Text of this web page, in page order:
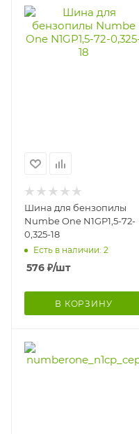
Шина для бензопилы
Numbe One N1GP1,5-72-
0,325-18
Есть в наличии: 2
576 ₽/шт
В КОРЗИНУ